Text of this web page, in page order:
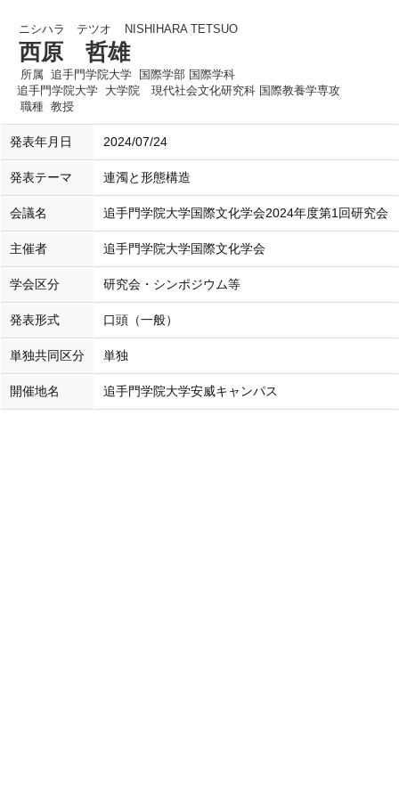
ニシハラ テツオ NISHIHARA TETSUO
西原 哲雄
所属 追手門学院大学 国際学部 国際学科
追手門学院大学 大学院 現代社会文化研究科 国際教養学専攻
職種 教授
発表年月日 2024/07/24
発表テーマ 連濁と形態構造
会議名 追手門学院大学国際文化学会2024年度第1回研究会
主催者 追手門学院大学国際文化学会
学会区分 研究会・シンポジウム等
発表形式 口頭（一般）
単独共同区分 単独
開催地名 追手門学院大学安威キャンパス